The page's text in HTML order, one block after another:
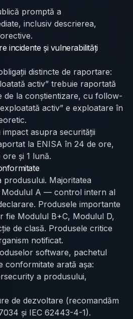
promptă a
inclusiv descrierea,
incidente și vulnerabilități
distincte de raportare:
activ” trebuie raportată
de la conștientizare, cu follow-
activ” e exploatare în
asupra securității
la ENISA în 24 de ore,
și 1 lună.
produsului. Majoritatea
A — control intern al
Produsele importante
fie Modulul B+C, Modulul D,
de clasă. Produsele critice
notificat.
software, pachetul
conformitate arată așa:
a produsului,
de dezvoltare (recomandăm
și IEC 62443-4-1).